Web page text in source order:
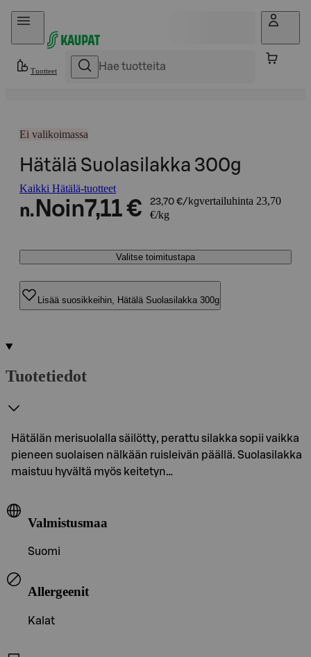
Hyppää sisältöön
Tuotteet
Ei valikoimassa
Hätälä Suolasilakka 300g
Kaikki Hätälä-tuotteet
n. Noin7,11 € 23,70 €/kgvertailuhinta 23,70
€/kg
Valitse toimitustapa
Lisää suosikkeihin, Hätälä Suolasilakka 300g
Tuotetiedot
Hätälän merisuolalla säilötty, perattu silakka sopii vaikka
pieneen suolaisen nälkään ruisleivän päällä. Suolasilakka
maistuu hyvältä myös keitetyn…
Valmistusmaa
Suomi
Allergeenit
Kalat